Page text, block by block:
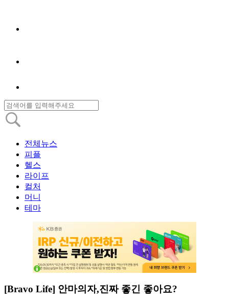
전체뉴스
피플
헬스
라이프
컬처
머니
테마
[Bravo Life] 안마의자,진짜 좋긴 좋아요?